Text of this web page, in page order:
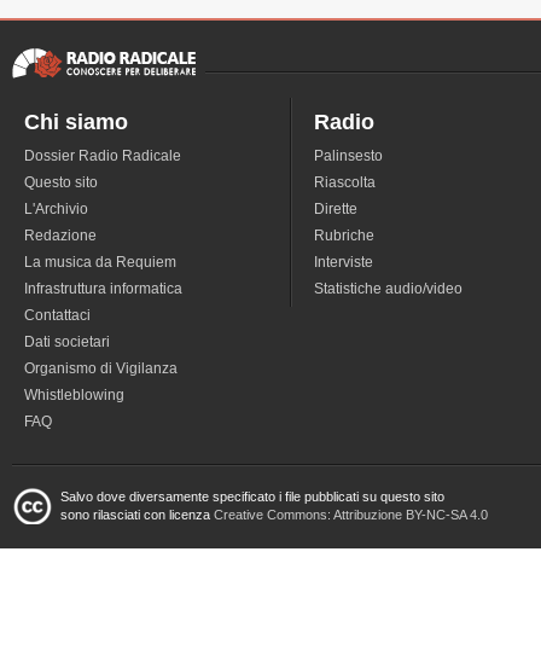
Chi siamo
Dossier Radio Radicale
Questo sito
L'Archivio
Redazione
La musica da Requiem
Infrastruttura informatica
Contattaci
Dati societari
Organismo di Vigilanza
Whistleblowing
FAQ
Radio
Palinsesto
Riascolta
Dirette
Rubriche
Interviste
Statistiche audio/video
Salvo dove diversamente specificato i file pubblicati su questo sito
sono rilasciati con licenza Creative Commons: Attribuzione BY-NC-SA 4.0